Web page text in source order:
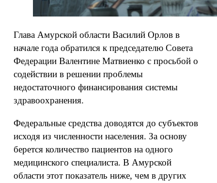
Глава Амурской области Василий Орлов в
начале года обратился к председателю Совета
Федерации Валентине Матвиенко с просьбой о
содействии в решении проблемы
недостаточного финансирования системы
здравоохранения.
Федеральные средства доводятся до субъектов
исходя из численности населения. За основу
берется количество пациентов на одного
медицинского специалиста. В Амурской
области этот показатель ниже, чем в других